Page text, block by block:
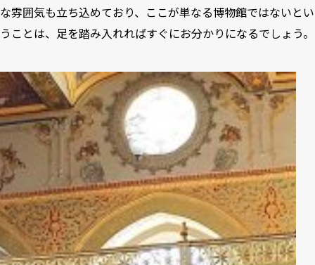
な雰囲気も立ち込めており、ここが単なる博物館ではないとい
うことは、足を踏み入れればすぐにお分かりになるでしょう。